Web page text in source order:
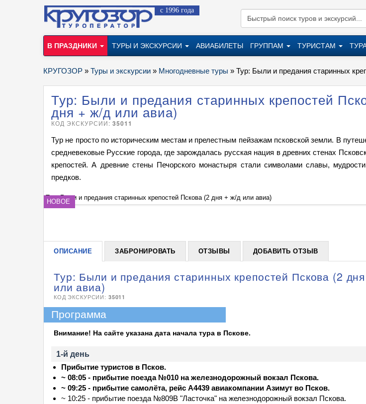
с 1996 года
В ПРАЗДНИКИ ТУРЫ И ЭКСКУРСИИ АВИАБИЛЕТЫ ГРУППАМ ТУРИСТАМ
КРУГОЗОР » Туры и экскурсии » Многодневные туры » Тур: Были и предания старинных
Тур: Были и предания старинных крепостей
дня + ж/д или авиа)
КОД ЭКСКУРСИИ:35011
Тур не просто по историческим местам и прелестным пейзажам псковской земли. В
средневековые Русские города, где зарождалась русская нация в древних стенах
крепостей. А древние стены Печорского монастыря стали символами славы,
предков.
НОВОЕ
Тур: Были и предания старинных крепостей Пскова (2 дня + ж/д или авиа)
ОПИСАНИЕ ЗАБРОНИРОВАТЬ ОТЗЫВЫ ДОБАВИТЬ ОТЗЫВ
Тур: Были и предания старинных крепостей Пскова (2
или авиа)
КОД ЭКСКУРСИИ: 35011
Программа
Внимание! На сайте указана дата начала тура в Пскове.
1-й день
Прибытие туристов в Псков.
~ 08:05 - прибытие поезда №010 на железнодорожный вокзал Пскова.
~ 09:25 - прибытие самолёта, рейс А4439 авиакомпании Азимут во Псков.
~ 10:25 - прибытие поезда №809В "Ласточка" на железнодорожный вокзал Пскова.